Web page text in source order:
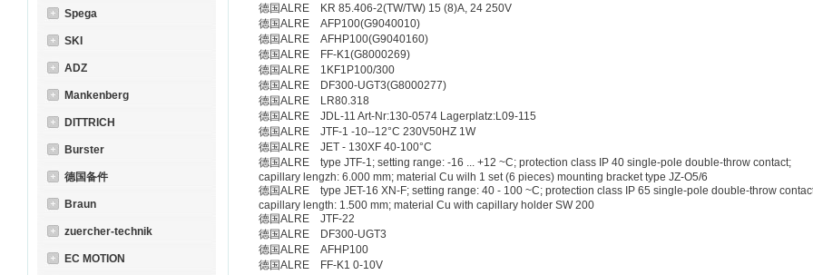
Spega
SKI
ADZ
Mankenberg
DITTRICH
Burster
德国备件
Braun
zuercher-technik
EC MOTION
德国ALRE KR 85.406-2(TW/TW) 15 (8)A, 24 250V
德国ALRE AFP100(G9040010)
德国ALRE AFHP100(G9040160)
德国ALRE FF-K1(G8000269)
德国ALRE 1KF1P100/300
德国ALRE DF300-UGT3(G8000277)
德国ALRE LR80.318
德国ALRE JDL-11 Art-Nr:130-0574 Lagerplatz:L09-115
德国ALRE JTF-1 -10--12°C 230V50HZ 1W
德国ALRE JET - 130XF 40-100°C
德国ALRE type JTF-1; setting range: -16 ... +12 ~C; protection class IP 40 single-pole double-throw contact;
capillary lengzh: 6.000 mm; material Cu wilh 1 set (6 pieces) mounting bracket type JZ-O5/6
德国ALRE type JET-16 XN-F; setting range: 40 - 100 ~C; protection class IP 65 single-pole double-throw
capillary length: 1.500 mm; material Cu with capillary holder SW 200
德国ALRE JTF-22
德国ALRE DF300-UGT3
德国ALRE AFHP100
德国ALRE FF-K1 0-10V